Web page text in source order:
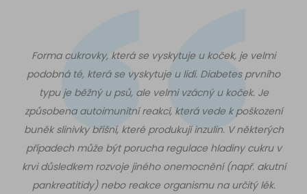
Forma cukrovky, která se vyskytuje u koček, je velmi
podobná té, která se vyskytuje u lidí. Diabetes prvního
typu je běžný u psů, ale velmi vzácný u koček. Je
způsobena autoimunitní reakcí, která vede k poškození
buněk slinivky břišní, které produkují inzulin. V některých
případech může být porucha regulace hladiny cukru v
krvi důsledkem rozvoje jiného onemocnění (např. akutní
pankreatitidy) nebo reakce organismu na určitý lék.